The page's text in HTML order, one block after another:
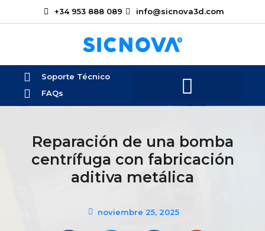
+34 953 888 089 info@sicnova3d.com
Soporte Técnico
FAQs
Reparación de una bomba
centrífuga con fabricación
aditiva metálica
noviembre 25, 2025